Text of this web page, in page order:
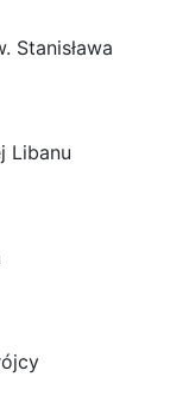
Stanisława
Libanu